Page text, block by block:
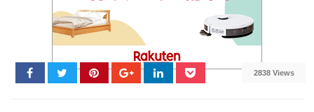
2838 Views